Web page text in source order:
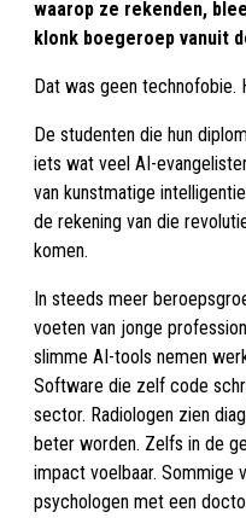
waarop ze rekenden,
klonk boegeroep vanuit
Dat was geen technofobie.
De studenten die hun
iets wat veel AI-
van kunstmatige
de rekening van die
komen.
In steeds meer
voeten van jonge
slimme AI-tools nemen
Software die zelf code
sector. Radiologen zien
beter worden. Zelfs in de
impact voelbaar. Sommige
psychologen met een